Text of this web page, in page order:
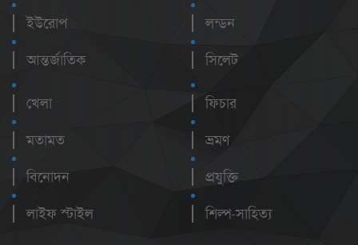
ইউরোপ
আন্তর্জাতিক
লন্ডন
সিলেট
খেলা
মতামত
বিনোদন
লাইফ স্টাইল
ফিচার
ভ্রমণ
প্রযুক্তি
শিল্প-সাহিত্য